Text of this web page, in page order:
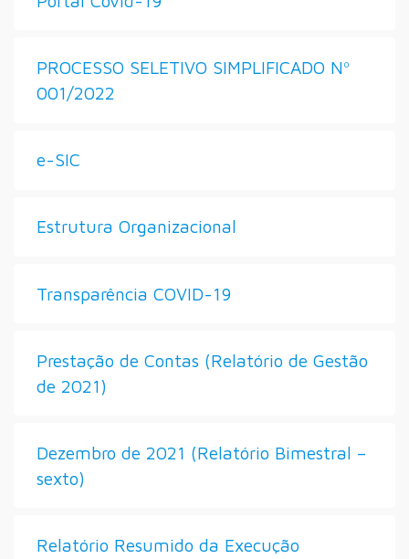
PROCESSO SELETIVO SIMPLIFICADO Nº
001/2022
e-SIC
Estrutura Organizacional
Transparência COVID-19
Prestação de Contas (Relatório de Gestão
de 2021)
Dezembro de 2021 (Relatório Bimestral –
sexto)
Relatório Resumido da Execução